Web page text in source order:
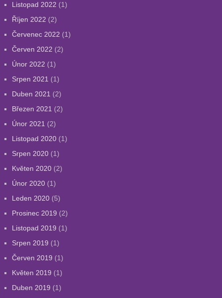
Listopad 2022 (1)
Říjen 2022 (2)
Červenec 2022 (1)
Červen 2022 (2)
Únor 2022 (1)
Srpen 2021 (1)
Duben 2021 (2)
Březen 2021 (2)
Únor 2021 (2)
Listopad 2020(1)
Srpen 2020(1)
Květen 2020(2)
Únor 2020(1)
Leden 2020(5)
Prosinec 2019 (2)
Listopad 2019 (1)
Srpen 2019 (1)
Červen 2019 (1)
Květen 2019 (1)
Duben 2019 (1)